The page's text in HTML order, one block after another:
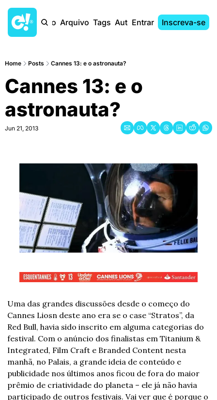
Início Arquivo Tags AutoresEntrar Inscreva-se
Home Posts Cannes 13: e o astronauta?
Cannes 13: e o
astronauta?
Jun 21, 2013
Uma das grandes discussões desde o começo do
Cannes Liosn deste ano era se o case “Stratos”, da
Red Bull, havia sido inscrito em alguma categorias do
festival. Com o anúncio dos finalistas em Titanium &
Integrated, Film Craft e Branded Content nesta
manhã, no Palais, a grande ideia de conteúdo e
publicidade nos últimos anos ficou de fora do maior
prêmio de criatividade do planeta – ele já não havia
participado de outros festivais. Vai ver que é porque o